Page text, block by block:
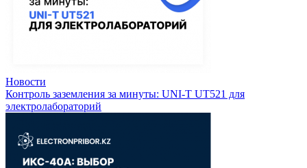
Новости
Контроль заземления за минуты: UNI-T UT521 для
электролабораторий